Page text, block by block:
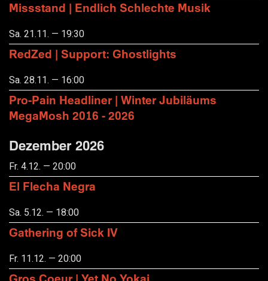
Missstand | Endlich Schlechte Musik
Sa. 21.11. — 19:30
RedZed | Support: Ghostlights
Sa. 28.11. — 16:00
Pro-Pain Headliner | Winter Jubiläums
MegaMosh 2016 - 2026
Dezember 2026
Fr. 4.12. — 20:00
El Flecha Negra
Sa. 5.12. — 18:00
Gathering of Sick IV
Fr. 11.12. — 20:00